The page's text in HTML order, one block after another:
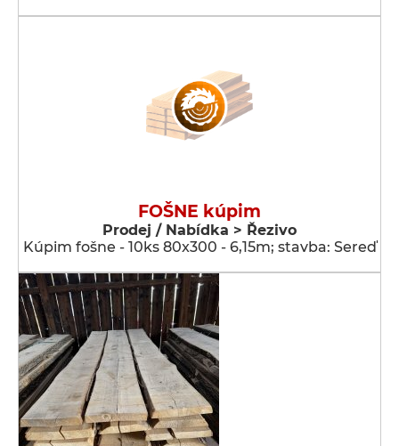
FOŠNE kúpim
Prodej / Nabídka > Řezivo
Kúpim fošne - 10ks 80x300 - 6,15m; stavba: Sereď